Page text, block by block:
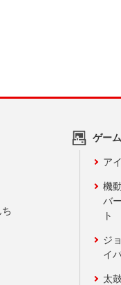
ゲー
ア
機
バ
ト
ジ
イ
太